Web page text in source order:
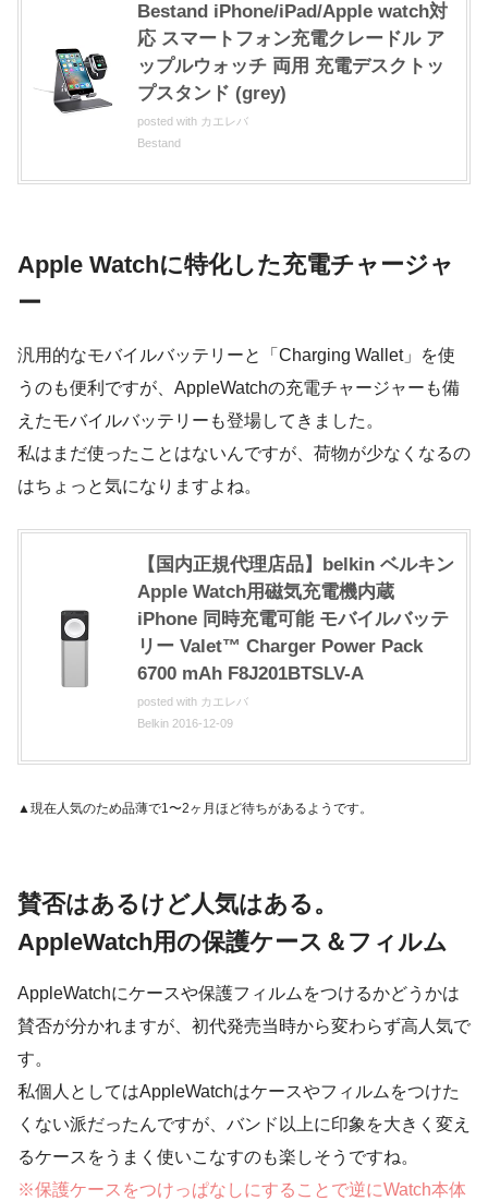
Bestand iPhone/iPad/Apple watch対
応 スマートフォン充電クレードル ア
ップルウォッチ 両用 充電デスクトッ
プスタンド (grey)
posted with カエレバ
Bestand
Apple Watchに特化した充電チャージャ
ー
汎用的なモバイルバッテリーと「Charging Wallet」を使
うのも便利ですが、AppleWatchの充電チャージャーも備
えたモバイルバッテリーも登場してきました。
私はまだ使ったことはないんですが、荷物が少なくなるの
はちょっと気になりますよね。
【国内正規代理店品】belkin ベルキン
Apple Watch用磁気充電機内蔵
iPhone 同時充電可能 モバイルバッテ
リー Valet™ Charger Power Pack
6700 mAh F8J201BTSLV-A
posted with カエレバ
Belkin 2016-12-09
▲現在人気のため品薄で1〜2ヶ月ほど待ちがあるようです。
賛否はあるけど人気はある。
AppleWatch用の保護ケース＆フィルム
AppleWatchにケースや保護フィルムをつけるかどうかは
賛否が分かれますが、初代発売当時から変わらず高人気で
す。
私個人としてはAppleWatchはケースやフィルムをつけた
くない派だったんですが、バンド以上に印象を大きく変え
るケースをうまく使いこなすのも楽しそうですね。
※保護ケースをつけっぱなしにすることで逆にWatch本体